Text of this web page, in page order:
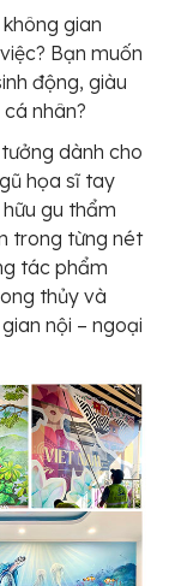
gian
Bạn muốn
động, giàu
nhân?
dành cho
họa sĩ tay
gu thẩm
trong từng nét
tác phẩm
thủy và
nội – ngoại